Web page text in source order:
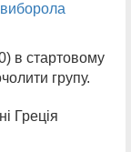
в стартовому
групу.
Греція